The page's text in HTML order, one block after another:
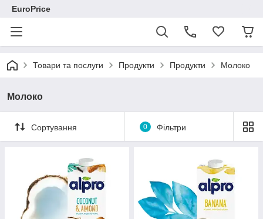
EuroPrice
Товари та послуги Продукти Продукти Молоко
Молоко
Сортування 0 Фільтри